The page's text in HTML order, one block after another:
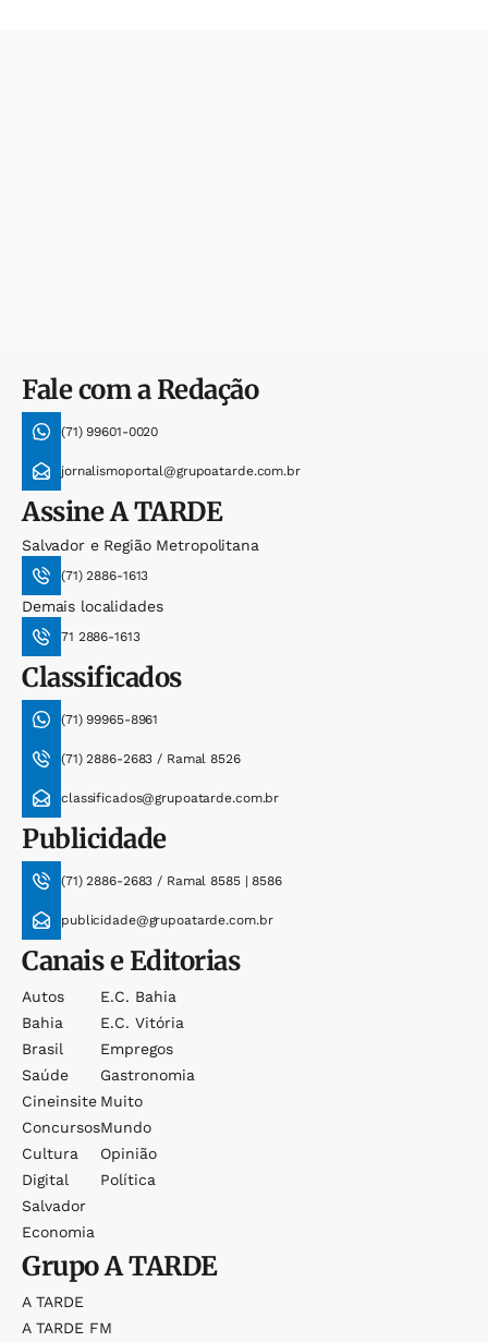
Fale com a Redação
(71) 99601-0020
jornalismoportal@grupoatarde.com.br
AssineA TARDE
Salvador e Região Metropolitana
(71) 2886-1613
Demais localidades
71 2886-1613
Classificados
(71) 99965-8961
(71) 2886-2683 / Ramal 8526
classificados@grupoatarde.com.br
Publicidade
(71) 2886-2683 / Ramal 8585 | 8586
publicidade@grupoatarde.com.br
Canais e Editorias
Autos
Bahia
Brasil
Saúde
Cineinsite
Concursos
Cultura
Digital
Salvador
Economia
E.c. Bahia
E.c. Vitória
Empregos
Gastronomia
Muito
Mundo
Opinião
Política
GrupoA TARDE
A TARDE
A TARDE FM